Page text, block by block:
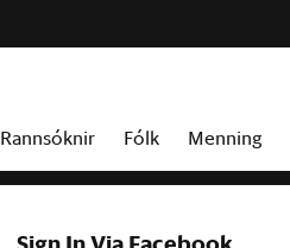
Rannsóknir Fólk Menning